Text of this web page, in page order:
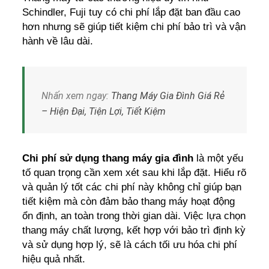
Schindler, Fuji tuy có chi phí lắp đặt ban đầu cao
hơn nhưng sẽ giúp tiết kiệm chi phí bảo trì và vận
hành về lâu dài.
Nhấn xem ngay: Thang Máy Gia Đình Giá Rẻ
– Hiện Đại, Tiện Lợi, Tiết Kiệm
Chi phí sử dụng thang máy gia đình là một yếu
tố quan trọng cần xem xét sau khi lắp đặt. Hiểu rõ
và quản lý tốt các chi phí này không chỉ giúp bạn
tiết kiệm mà còn đảm bảo thang máy hoạt động
ổn định, an toàn trong thời gian dài. Việc lựa chọn
thang máy chất lượng, kết hợp với bảo trì định kỳ
và sử dụng hợp lý, sẽ là cách tối ưu hóa chi phí
hiệu quả nhất.